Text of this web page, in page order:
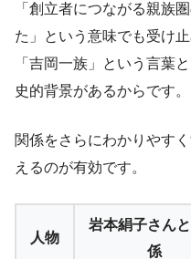
「創立者につながる親族
た」という意味でも受け
「吉岡一族」という言葉
史的背景があるからです。
関係をさらにわかりやす
えるのが有効です。
人物
岩本絹子さん
係